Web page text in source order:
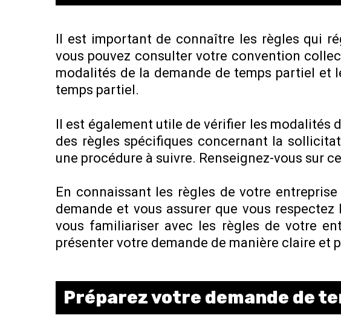
Il est important de connaître les règles qui
vous pouvez consulter votre convention
modalités de la demande de temps partiel et
temps partiel.
Il est également utile de vérifier les modalités
des règles spécifiques concernant la
une procédure à suivre. Renseignez-vous sur
En connaissant les règles de votre
demande et vous assurer que vous
vous familiariser avec les règles de votre
présenter votre demande de manière claire et
Préparez votre demande de